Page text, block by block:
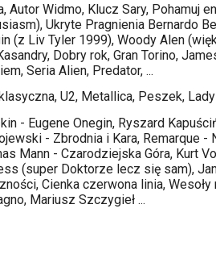
Autor Widmo, Klucz Sary, Pohamuj
Ukryte Pragnienia Bernardo
(z Liv Tyler 1999), Woody Alen
Dobry rok, Gran Torino,
Seria Alien, Predator, ...
U2, Metallica, Peszek, Lady
- Eugene Onegin, Ryszard
- Zbrodnia i Kara, Remarque -
Mann - Czarodziejska Góra, Kurt
(super Doktorze lecz się sam),
Cienka czerwona linia,
Mariusz Szczygieł ...